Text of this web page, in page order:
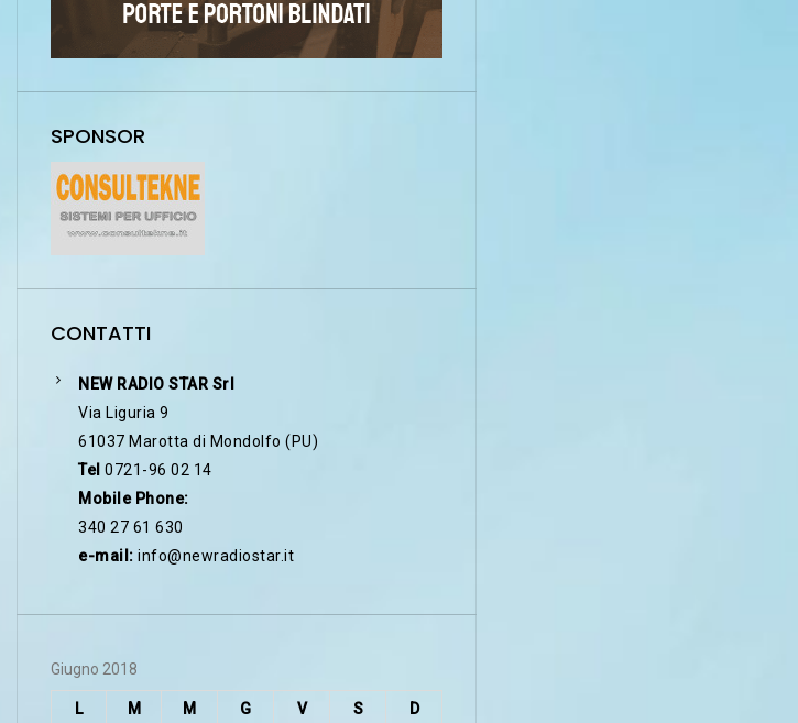
SPONSOR
CONTATTI
NEW RADIO STAR Srl
Via Liguria 9
61037 Marotta di Mondolfo (PU)
Tel 0721-96 02 14
Mobile Phone:
340 27 61 630
e-mail: info@newradiostar.it
Giugno 2018
L M M G V S D